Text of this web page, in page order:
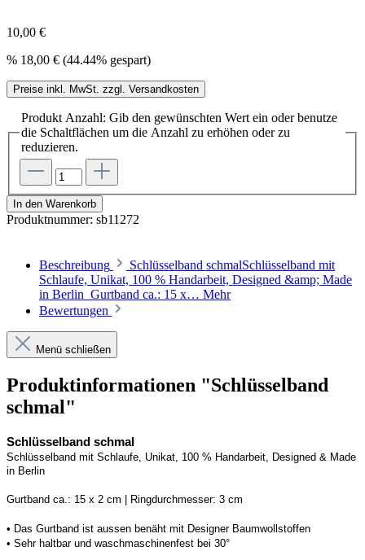
10,00 €
% 18,00 € (44.44% gespart)
Preise inkl. MwSt. zzgl. Versandkosten
Produkt Anzahl: Gib den gewünschten Wert ein oder benutze
die Schaltflächen um die Anzahl zu erhöhen oder zu
reduzieren.
In den Warenkorb
Produktnummer: sb11272
Beschreibung
Schlüsselband schmalSchlüsselband mit
Schlaufe, Unikat, 100 % Handarbeit, Designed &amp; Made
in Berlin Gurtband ca.: 15 x… Mehr
Bewertungen
Menü schließen
Produktinformationen "Schlüsselband
schmal"
Schlüsselband schmal
Schlüsselband mit Schlaufe, Unikat, 100 % Handarbeit, Designed & Made
in Berlin
Gurtband ca.: 15 x 2 cm | Ringdurchmesser: 3 cm
• Das Gurtband ist aussen benäht mit Designer Baumwollstoffen
• Sehr haltbar und waschmaschinenfest bei 30°